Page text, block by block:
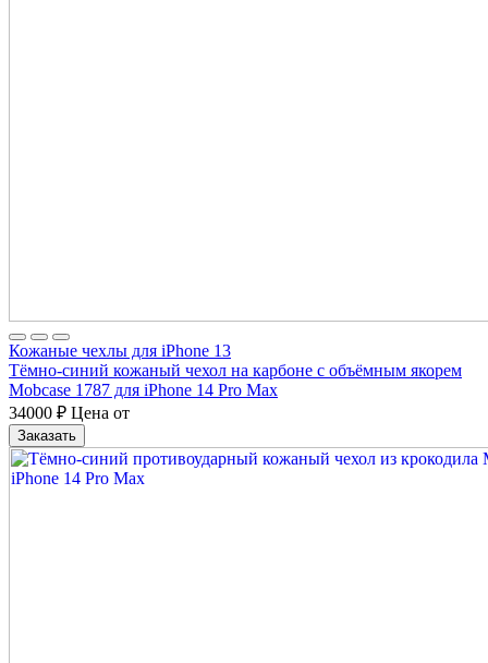
Кожаные чехлы для iPhone 13
Тёмно-синий кожаный чехол на карбоне с объёмным якорем
Mobcase 1787 для iPhone 14 Pro Max
34000 ₽ Цена от
Заказать